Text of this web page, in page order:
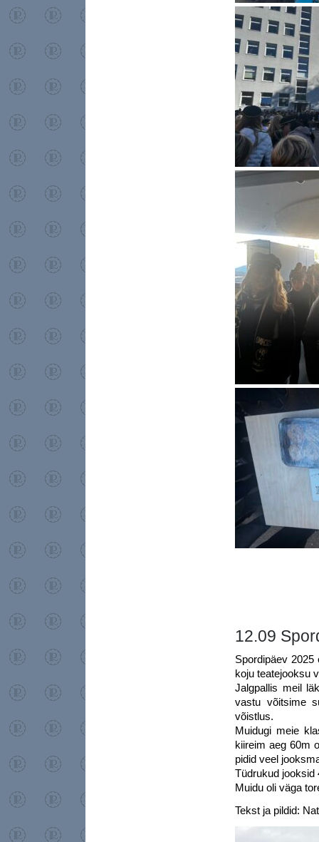
12.09
Spordipäev
koju teatejooksu
Jalgpallis meil
vastu võitsime
võistlus.
Muidugi meie
kiireim aeg 60m
pidid veel
Tüdrukud jooksid
Muidu oli väga
Tekst ja pildid: